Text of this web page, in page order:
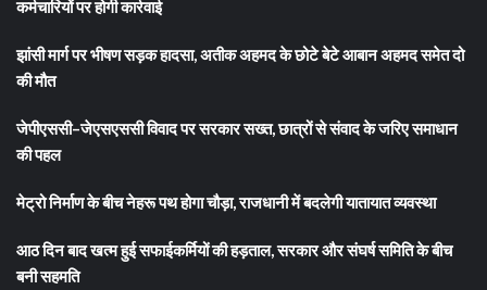
कर्मचारियों पर होगी कार्रवाई
झांसी मार्ग पर भीषण सड़क हादसा, अतीक अहमद के छोटे बेटे आबान अहमद समेत दो
की मौत
जेपीएससी–जेएसएससी विवाद पर सरकार सख्त, छात्रों से संवाद के जरिए समाधान
की पहल
मेट्रो निर्माण के बीच नेहरू पथ होगा चौड़ा, राजधानी में बदलेगी यातायात व्यवस्था
आठ दिन बाद खत्म हुई सफाईकर्मियों की हड़ताल, सरकार और संघर्ष समिति के बीच
बनी सहमति